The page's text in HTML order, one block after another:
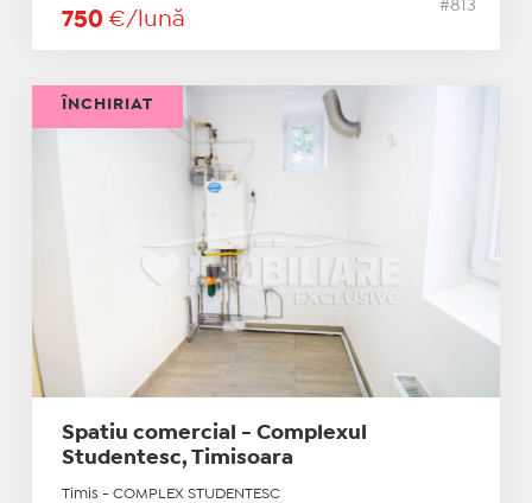
750 €/lună
#813
Spatiu comercial - Complexul
Studentesc, Timisoara
Timis - COMPLEX STUDENTESC
ÎNCHIRIAT